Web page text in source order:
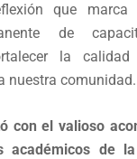
que
de
la
nuestra comunidad.
con el valioso
académicos de